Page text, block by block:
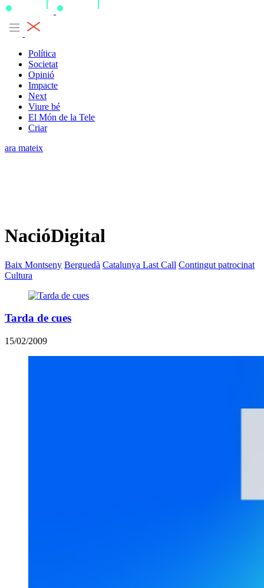
Política
Societat
Opinió
Impacte
Next
Viure bé
El Món de la Tele
Criar
ara mateix
NacióDigital
Baix Montseny Berguedà Catalunya Last Call Contingut patrocinat
Cultura
Tarda de cues
15/02/2009